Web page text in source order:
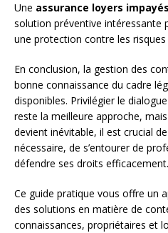
Une assurance loyers impayés
solution préventive intéressante
une protection contre les
En conclusion, la gestion des
bonne connaissance du cadre
disponibles. Privilégier le
reste la meilleure approche,
devient inévitable, il est crucial
nécessaire, de s’entourer de
défendre ses droits efficacement.
Ce guide pratique vous offre un
des solutions en matière de
connaissances, propriétaires et